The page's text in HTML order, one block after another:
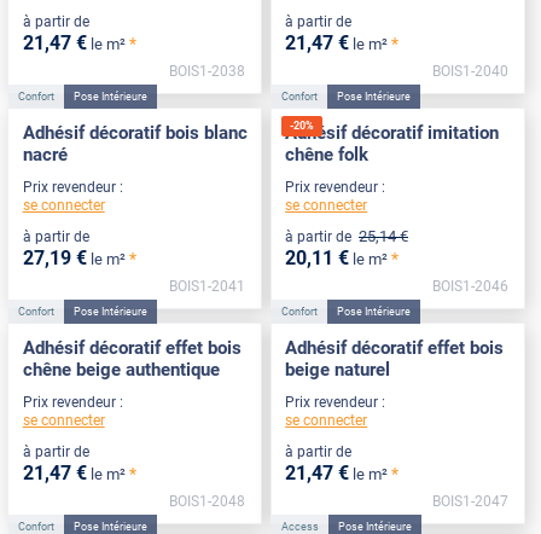
à partir de
21,47 € le m² *
BOIS1-2038
à partir de
21,47 € le m² *
BOIS1-2040
Confort Pose Intérieure
Adhésif décoratif bois blanc
nacré
Prix revendeur :
se connecter
à partir de
27,19 € le m² *
BOIS1-2041
-20%
Confort Pose Intérieure
Adhésif décoratif imitation
chêne folk
Prix revendeur :
se connecter
à partir de 25,14 €
20,11 € le m² *
BOIS1-2046
Confort Pose Intérieure
Adhésif décoratif effet bois
chêne beige authentique
Prix revendeur :
se connecter
à partir de
21,47 € le m² *
BOIS1-2048
Confort Pose Intérieure
Adhésif décoratif effet bois
beige naturel
Prix revendeur :
se connecter
à partir de
21,47 € le m² *
BOIS1-2047
Confort Pose Intérieure Access Pose Intérieure